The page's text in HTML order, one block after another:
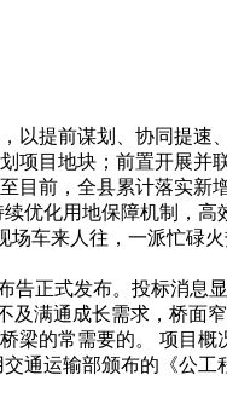
前谋划、协同提速
目地块；前置开展
前，全县累计落实
优化用地保障机制，
来人往，一派忙碌火
式发布。投标消息
满通成长需求，桥面
的常需要的。 项目
通运输部颁布的《公